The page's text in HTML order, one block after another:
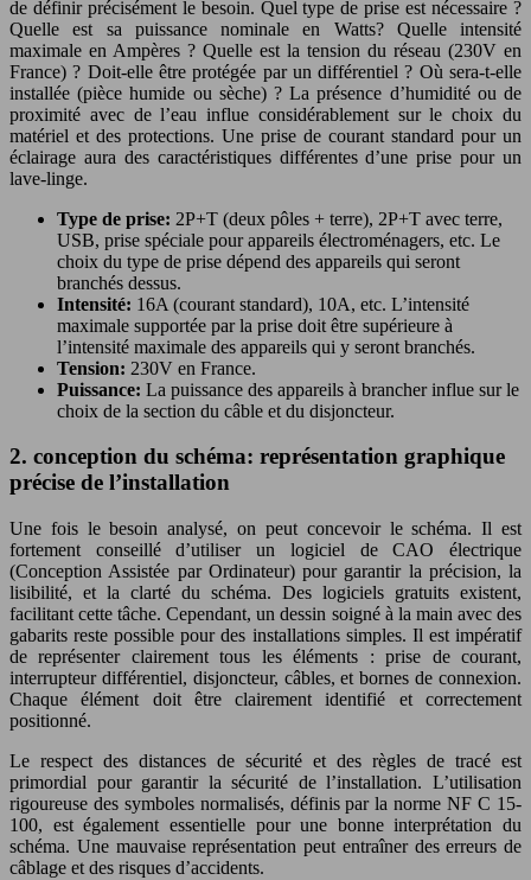
de définir précisément le besoin. Quel type de prise est nécessaire ?
Quelle est sa puissance nominale en Watts? Quelle intensité
maximale en Ampères ? Quelle est la tension du réseau (230V en
France) ? Doit-elle être protégée par un différentiel ? Où sera-t-elle
installée (pièce humide ou sèche) ? La présence d’humidité ou de
proximité avec de l’eau influe considérablement sur le choix du
matériel et des protections. Une prise de courant standard pour un
éclairage aura des caractéristiques différentes d’une prise pour un
lave-linge.
Type de prise: 2P+T (deux pôles + terre), 2P+T avec terre,
USB, prise spéciale pour appareils électroménagers, etc. Le
choix du type de prise dépend des appareils qui seront
branchés dessus.
Intensité: 16A (courant standard), 10A, etc. L’intensité
maximale supportée par la prise doit être supérieure à
l’intensité maximale des appareils qui y seront branchés.
Tension: 230V en France.
Puissance: La puissance des appareils à brancher influe sur le
choix de la section du câble et du disjoncteur.
2. conception du schéma: représentation graphique
précise de l’installation
Une fois le besoin analysé, on peut concevoir le schéma. Il est
fortement conseillé d’utiliser un logiciel de CAO électrique
(Conception Assistée par Ordinateur) pour garantir la précision, la
lisibilité, et la clarté du schéma. Des logiciels gratuits existent,
facilitant cette tâche. Cependant, un dessin soigné à la main avec des
gabarits reste possible pour des installations simples. Il est impératif
de représenter clairement tous les éléments : prise de courant,
interrupteur différentiel, disjoncteur, câbles, et bornes de connexion.
Chaque élément doit être clairement identifié et correctement
positionné.
Le respect des distances de sécurité et des règles de tracé est
primordial pour garantir la sécurité de l’installation. L’utilisation
rigoureuse des symboles normalisés, définis par la norme NF C 15-
100, est également essentielle pour une bonne interprétation du
schéma. Une mauvaise représentation peut entraîner des erreurs de
câblage et des risques d’accidents.